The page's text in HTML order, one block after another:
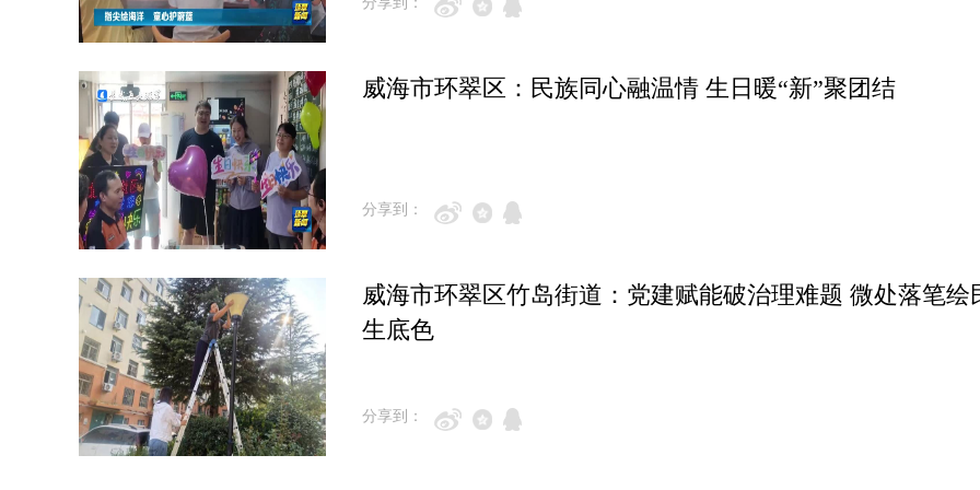
威海市环翠区：民族同心融温情 生日暖“新”聚团结
分享到：
威海市环翠区竹岛街道：党建赋能破治理难题 微处落笔绘
生底色
分享到：